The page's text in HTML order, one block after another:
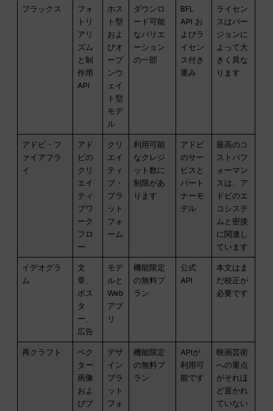
フラックス
フォ
トリ
アリ
ズム
と制
作用
API
ホス
ト型
およ
びオ
ープ
ンウ
ェイ
ト型
モデ
ル
ダウンロ
ード可能
なバリエ
ーション
の一部
BFL
API お
よびラ
イセン
ス付き
重み
ライセン
スはバー
ジョンに
よって大
きく異な
ります
アドビ・フ
ァイアフラ
イ
アド
ビの
クリ
エイ
ティ
ブワ
ーク
フロ
ー
クリ
エイ
ティ
ブ・
プラ
ット
フォ
ーム
利用可能
なクレジ
ット数に
制限があ
ります
アドビ
のサー
ビスと
パート
ナーモ
デル
最高のコ
ストパフ
ォーマン
スは、ア
ドビのエ
コシステ
ムと密接
に関連し
ています
イデオグラ
ム
文
章、
ポス
タ
ー、
広告
モデ
ルと
Web
アプ
リ
機能限定
の無料プ
ラン
公式
API
本文はま
だ校正が
必要です
再クラフト
ベク
ター
画像
およ
びブ
デザ
イン
プラ
ット
フォ
機能限定
の無料プ
ラン
APIが
利用可
能です
映画芸術
への重点
がそれほ
ど置かれ
ていない